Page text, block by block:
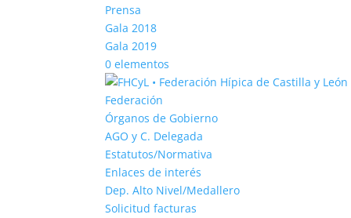
Prensa
Gala 2018
Gala 2019
0 elementos
Federación
Órganos de Gobierno
AGO y C. Delegada
Estatutos/Normativa
Enlaces de interés
Dep. Alto Nivel/Medallero
Solicitud facturas